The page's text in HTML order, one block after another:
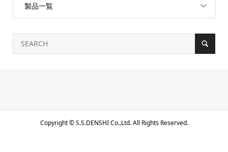
製品一覧
Copyright ©S.S.DENSHI Co.,Ltd. All Rights Reserved.